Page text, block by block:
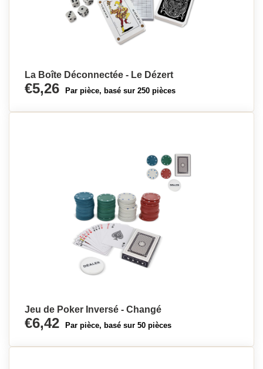
La Boîte Déconnectée - Le Dézert
€5,26 Par pièce, basé sur 250 pièces
Jeu de Poker Inversé - Changé
€6,42 Par pièce, basé sur 50 pièces